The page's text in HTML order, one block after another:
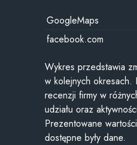
GoogleMaps
facebook.com
Wykres przedstawia
w kolejnych okresach.
recenzji firmy w
udziału oraz
Prezentowane
dostępne były dane.